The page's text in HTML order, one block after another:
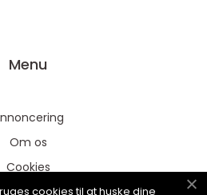
Menu
Om os
Cookies
Kontakt oscookies til at huske dine